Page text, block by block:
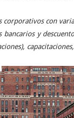
corporativos con
y